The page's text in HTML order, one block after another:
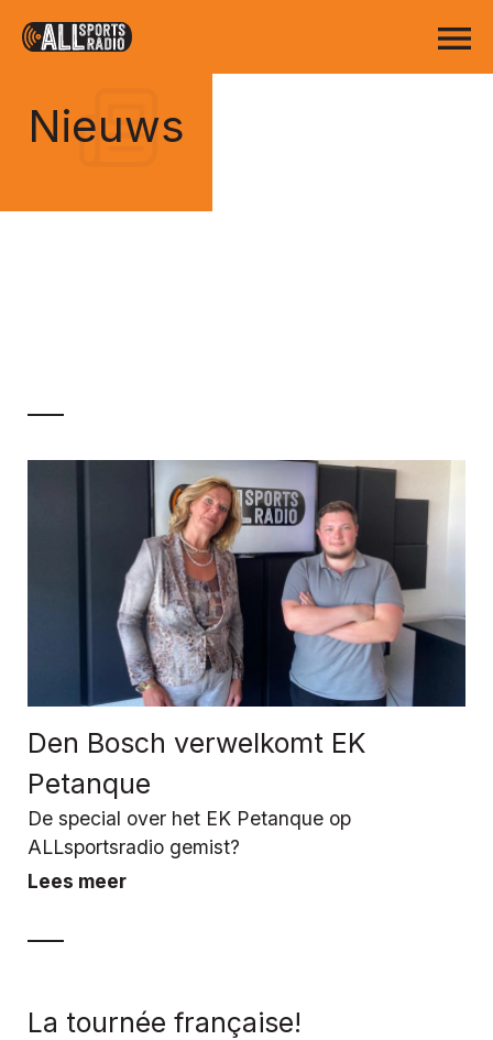
Nieuws
Den Bosch verwelkomt EK
Petanque
De special over het EK Petanque op
ALLsportsradio gemist?
Lees meer
La tournée française!